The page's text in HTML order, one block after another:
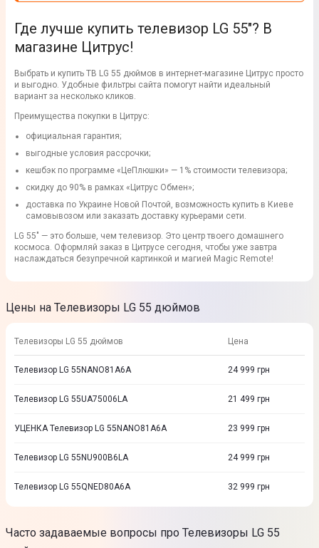
Где лучше купить телевизор LG 55"? В
магазине Цитрус!
Выбрать и купить ТВ LG 55 дюймов в интернет-магазине Цитрус просто
и выгодно. Удобные фильтры сайта помогут найти идеальный
вариант за несколько кликов.
Преимущества покупки в Цитрус:
официальная гарантия;
выгодные условия рассрочки;
кешбэк по программе «ЦеПлюшки» — 1% стоимости телевизора;
скидку до 90% в рамках «Цитрус Обмен»;
доставка по Украине Новой Почтой, возможность купить в Киеве
самовывозом или заказать доставку курьерами сети.
LG 55" — это больше, чем телевизор. Это центр твоего домашнего
космоса. Оформляй заказ в Цитрусе сегодня, чтобы уже завтра
наслаждаться безупречной картинкой и магией Magic Remote!
Цены на Телевизоры LG 55 дюймов
Телевизоры LG 55 дюймов Цена
Телевизор LG 55NANO81A6A 24 999 грн
Телевизор LG 55UA75006LA 21 499 грн
УЦЕНКА Телевизор LG 55NANO81A6A 23 999 грн
Телевизор LG 55NU900B6LA 24 999 грн
Телевизор LG 55QNED80A6A 32 999 грн
Часто задаваемые вопросы про Телевизоры LG 55